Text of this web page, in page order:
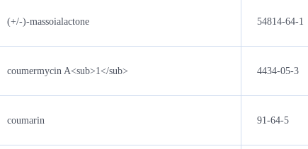
(+/-)-massoialactone 54814-64-1
coumermycin A<sub>1</sub> 4434-05-3
coumarin 91-64-5